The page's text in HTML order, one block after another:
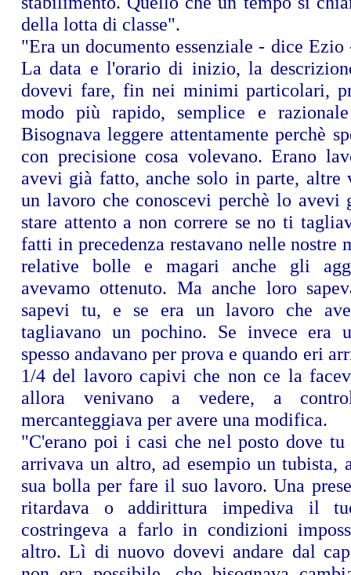
della lotta di classe".
"Era un documento essenziale - dice
La data e l'orario di inizio, la
dovevi fare, fin nei minimi particolari,
modo più rapido, semplice e
Bisognava leggere attentamente perchè
con precisione cosa volevano. Erano
avevi già fatto, anche solo in parte, altre
un lavoro che conoscevi perchè lo avevi
stare attento a non correre se no ti
fatti in precedenza restavano nelle nostre
relative bolle e magari anche gli
avevamo ottenuto. Ma anche loro
sapevi tu, e se era un lavoro che
tagliavano un pochino. Se invece era
spesso andavano per prova e quando eri
1/4 del lavoro capivi che non ce la
allora venivano a vedere, a
mercanteggiava per avere una modifica.
"C'erano poi i casi che nel posto dove tu
arrivava un altro, ad esempio un tubista,
sua bolla per fare il suo lavoro. Una
ritardava o addirittura impediva il
costringeva a farlo in condizioni
altro. Lì di nuovo dovevi andare dal